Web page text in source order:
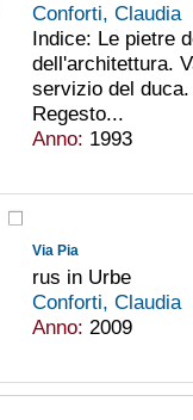
Conforti, Claudia
Indice: Le pietre
dell'architettura.
servizio del
Regesto...
Anno: 1993
Via Pia
rus in Urbe
Conforti, Claudia
Anno: 2009